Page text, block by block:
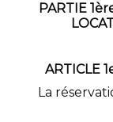
PARTIE
ARTICLE
La